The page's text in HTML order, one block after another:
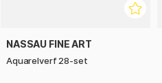
NASSAU FINE ART
Aquarelverf 28-set